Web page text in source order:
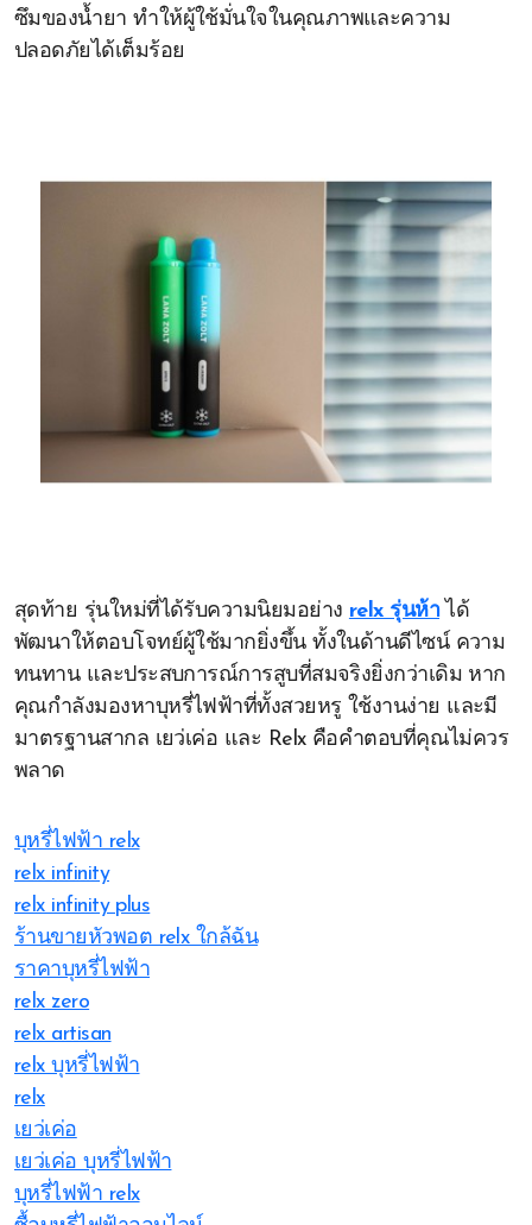
ซึมของน้ำยา ทำให้ผู้ใช้มั่นใจในคุณภาพและความ
ปลอดภัยได้เต็มร้อย
สุดท้าย รุ่นใหม่ที่ได้รับความนิยมอย่าง relx รุ่นห้าได้
พัฒนาให้ตอบโจทย์ผู้ใช้มากยิ่งขึ้น ทั้งในด้านดีไซน์ ความ
ทนทาน และประสบการณ์การสูบที่สมจริงยิ่งกว่าเดิม หาก
คุณกำลังมองหาบุหรี่ไฟฟ้าที่ทั้งสวยหรู ใช้งานง่าย และมี
มาตรฐานสากล เยว่เค่อ และ Relx คือคำตอบที่คุณไม่ควร
พลาด
บุหรี่ไฟฟ้า relx
relx infinity
relx infinity plus
ร้านขายหัวพอต relx ใกล้ฉัน
ราคาบุหรี่ไฟฟ้า
relx zero
relx artisan
relx บุหรี่ไฟฟ้า
relx
เยว่เค่อ
เยว่เค่อ บุหรี่ไฟฟ้า
บุหรี่ไฟฟ้า relx